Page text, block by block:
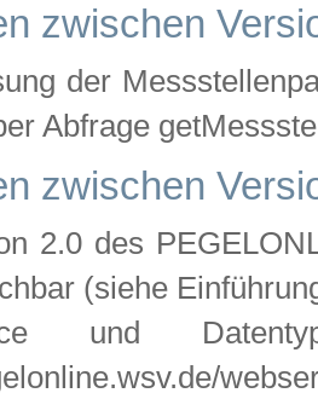
zwischen
der
Abfrage
zwischen
2.0 des
(siehe
und